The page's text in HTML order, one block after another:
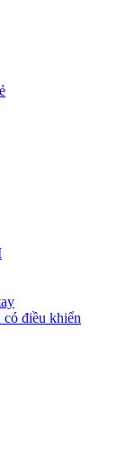
điều khiển